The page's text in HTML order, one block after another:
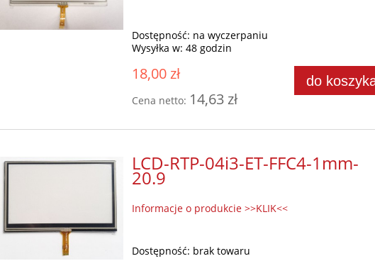
Dostępność: na wyczerpaniu
Wysyłka w: 48 godzin
18,00 zł
Cena netto: 14,63 zł
do
LCD-RTP-04i3-ET-FFC4-1mm-
20.9
Informacje o produkcie >>KLIK<<
Dostępność: brak towaru